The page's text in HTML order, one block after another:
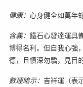
健康： 心身健全如萬年
含義： 鐵石心發達運具
博得名利。但自我心強
德，且慎深勿驕，見目
數理暗示： 吉祥運（表